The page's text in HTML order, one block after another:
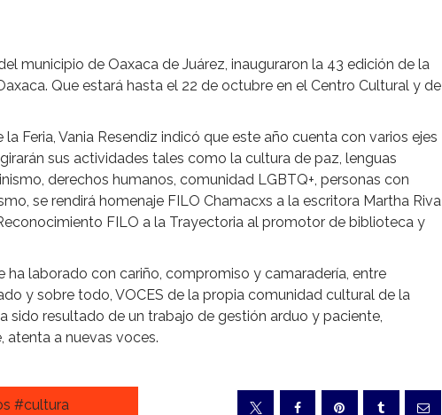
municipio de Oaxaca de Juárez, inauguraron la 43 edición de la
Que estará hasta el 22 de octubre en el Centro Cultural y de
Feria, Vania Resendiz indicó que este año cuenta con varios ejes
sus actividades tales como la cultura de paz, lenguas
derechos humanos, comunidad LGBTQ+, personas con
se rendirá homenaje FILO Chamacxs a la escritora Martha Riva
FILO a la Trayectoria al promotor de biblioteca y
ha laborado con cariño, compromiso y camaradería, entre
y sobre todo, VOCES de la propia comunidad cultural de la
sido resultado de un trabajo de gestión arduo y paciente,
atenta a nuevas voces.
#cultura